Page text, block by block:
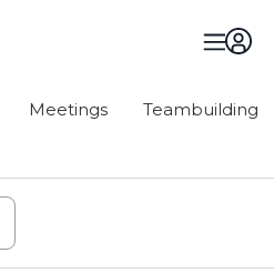
Meetings Teambuilding